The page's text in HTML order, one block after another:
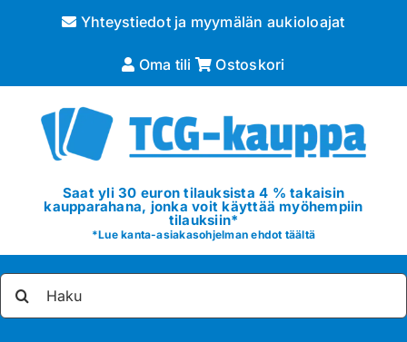
Yhteystiedot ja myymälän aukioloajat
Oma tili Ostoskori
Saat yli 30 euron tilauksista 4 % takaisin
kaupparahana, jonka voit käyttää myöhempiin
tilauksiin*
*Lue kanta-asiakasohjelman ehdot täältä